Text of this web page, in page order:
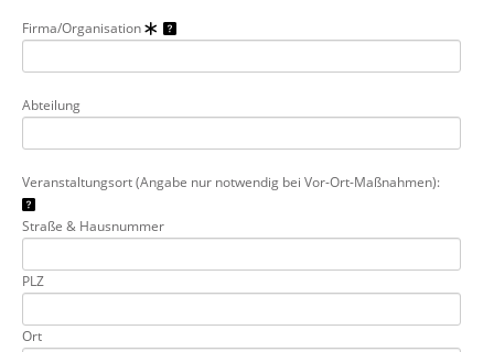
Firma/Organisation
Abteilung
Veranstaltungsort (Angabe nur notwendig bei Vor-Ort-Maßnahmen):
Straße & Hausnummer
PLZ
Ort